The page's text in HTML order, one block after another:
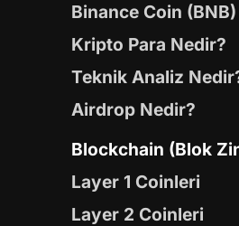
Binance Coin
Kripto Para Nedir?
Teknik Analiz
Airdrop Nedir?
Blockchain (Blok
Layer 1 Coinleri
Layer 2 Coinleri